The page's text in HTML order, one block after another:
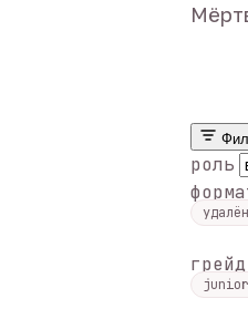
роль
грейд
junior